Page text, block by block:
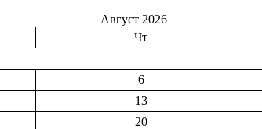
Август 2026
Чт
6
13
20